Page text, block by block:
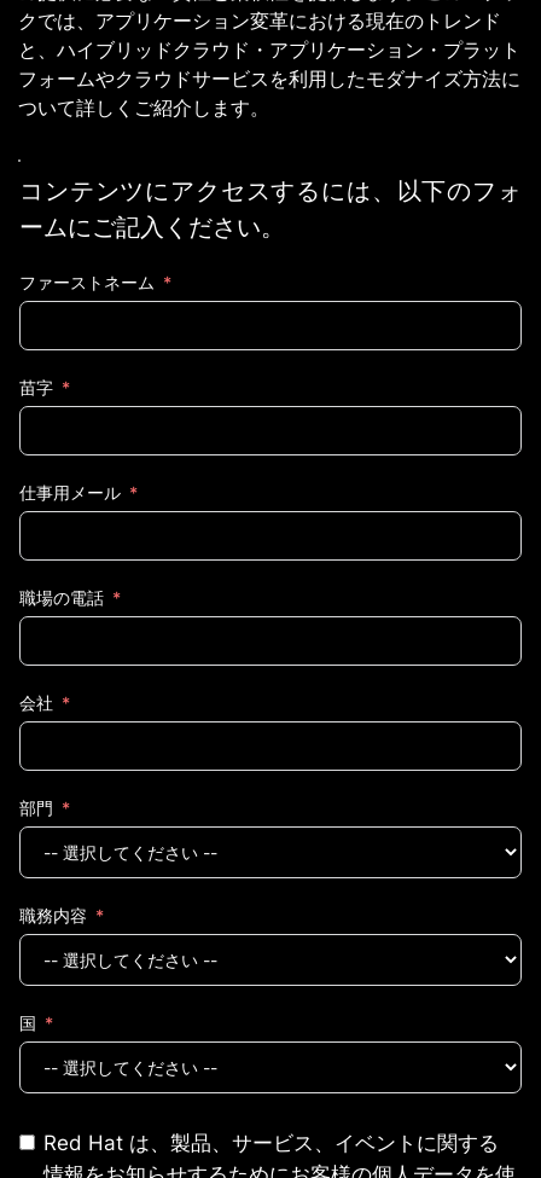
クでは、アプリケーション変革における現在のトレンド
と、ハイブリッドクラウド・アプリケーション・プラット
フォームやクラウドサービスを利用したモダナイズ方法に
ついて詳しくご紹介します。
コンテンツにアクセスするには、以下のフォ
ームにご記入ください。
ファーストネーム
苗字
仕事用メール
職場の電話
会社
部門
職務内容
国
Red Hat は、製品、サービス、イベントに関する